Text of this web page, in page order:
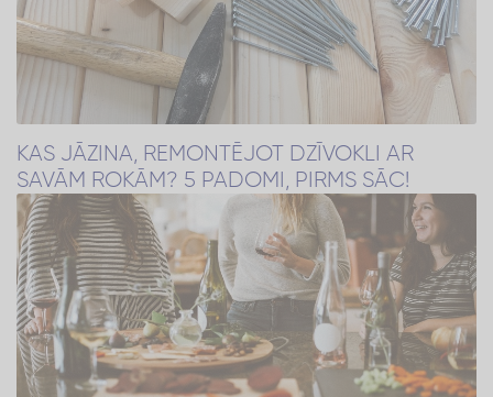
KAS JĀZINA, REMONTĒJOT DZĪVOKLI AR
SAVĀM ROKĀM? 5 PADOMI, PIRMS SĀC!